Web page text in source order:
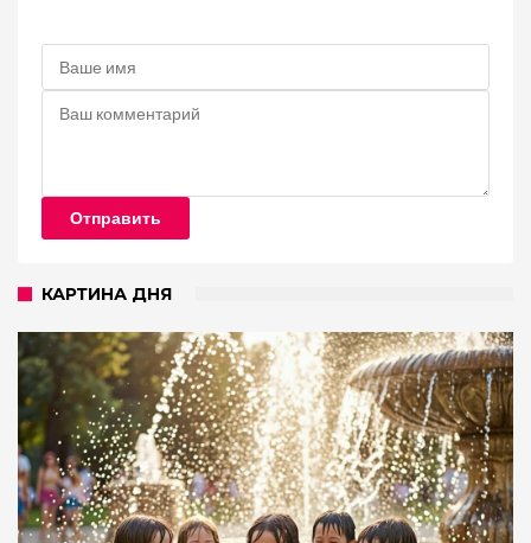
Отправить
КАРТИНА ДНЯ